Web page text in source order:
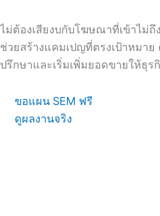
ไม่ต้องเสียงบกับโฆษณาที่เข้าไม่
ช่วยสร้างแคมเปญที่ตรงเป้าหมาย
ปรึกษาและเริ่มเพิ่มยอดขายให้ธุ
ขอแผน SEM ฟรี
ดูผลงานจริง